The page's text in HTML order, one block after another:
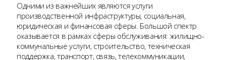
Одними из важнейших являются услуги
производственной инфраструктуры, социальная,
юридическая и финансовая сферы. Большой спектр
оказывается в рамках сферы обслуживания: жилищно-
коммунальные услуги, строительство, техническая
поддержка, транспорт, связь, телекоммуникации,